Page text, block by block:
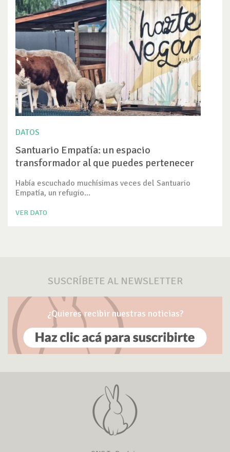
DATOS
Santuario Empatía: un espacio
transformador al que puedes pertenecer
Había escuchado muchísimas veces del Santuario
Empatía, un refugio...
VER DATO
SUSCRÍBETE AL NEWSLETTER
¿Quieres recibir nuestras noticias?